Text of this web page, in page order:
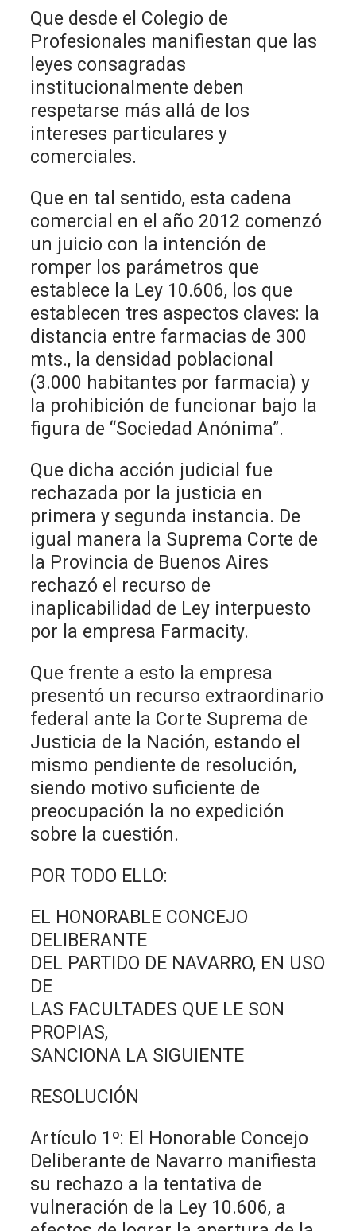
Que desde el Colegio de
Profesionales manifiestan que las
leyes consagradas
institucionalmente deben
respetarse más allá de los
intereses particulares y
comerciales.
Que en tal sentido, esta cadena
comercial en el año 2012 comenzó
un juicio con la intención de
romper los parámetros que
establece la Ley 10.606, los que
establecen tres aspectos claves: la
distancia entre farmacias de 300
mts., la densidad poblacional
(3.000 habitantes por farmacia) y
la prohibición de funcionar bajo la
figura de “Sociedad Anónima”.
Que dicha acción judicial fue
rechazada por la justicia en
primera y segunda instancia. De
igual manera la Suprema Corte de
la Provincia de Buenos Aires
rechazó el recurso de
inaplicabilidad de Ley interpuesto
por la empresa Farmacity.
Que frente a esto la empresa
presentó un recurso extraordinario
federal ante la Corte Suprema de
Justicia de la Nación, estando el
mismo pendiente de resolución,
siendo motivo suficiente de
preocupación la no expedición
sobre la cuestión.
POR TODO ELLO:
EL HONORABLE CONCEJO
DELIBERANTE
DEL PARTIDO DE NAVARRO, EN USO
DE
LAS FACULTADES QUE LE SON
PROPIAS,
SANCIONA LA SIGUIENTE
RESOLUCIÓN
Artículo 1º: El Honorable Concejo
Deliberante de Navarro manifiesta
su rechazo a la tentativa de
vulneración de la Ley 10.606, a